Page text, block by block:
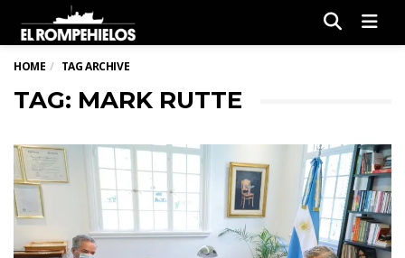
HOME TAG ARCHIVE
TAG: MARK RUTTE